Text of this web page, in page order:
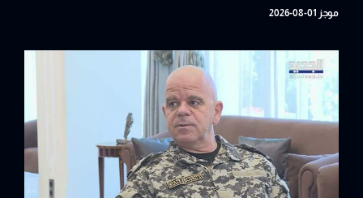
موجز 01-08-2026